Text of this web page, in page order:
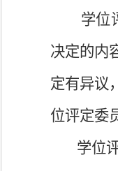
学位
决定的内
定有异议
位评定委
学位